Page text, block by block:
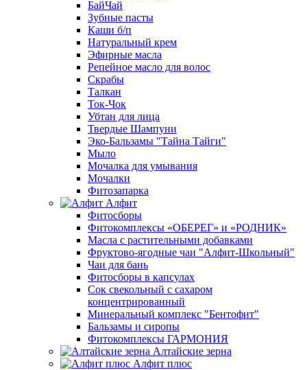
БайЧай
Зубные пасты
Каши б/п
Натуральный крем
Эфирные масла
Репейное масло для волос
Скрабы
Талкан
Ток-Чок
Убтан для лица
Твердые Шампуни
Эко-Бальзамы "Тайна Тайги"
Мыло
Мочалка для умывания
Мочалки
Фитозапарка
Алфит
Фитосборы
Фитокомплексы «ОБЕРЕГ» и «РОДНИК»
Масла с растительными добавками
Фруктово-ягодные чаи "Алфит-Школьный"
Чаи для бань
Фитосборы в капсулах
Сок свекольный с сахаром
концентрированный
Минеральный комплекс "Бентофит"
Бальзамы и сиропы
Фитокомплексы ГАРМОНИЯ
Алтайские зерна
Алфит плюс